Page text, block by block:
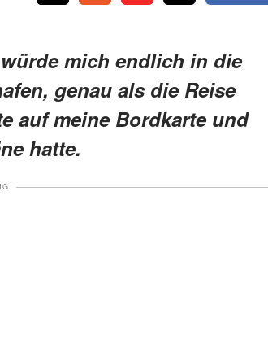
mich endlich in die
genau als die Reise
auf meine Bordkarte und
hatte.